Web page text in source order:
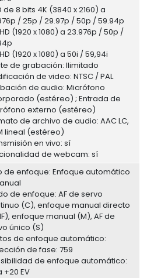
de 8 bits 4K (3840 x 2160) a
/ 25p / 29.97p / 50p / 59.94p
(1920 x 1080) a 23.976p / 50p /
(1920 x 1080) a 50i / 59,94i
de grabación: Ilimitado
de video: NTSC / PAL
de audio: Micrófono
(estéreo) ; Entrada de
externo (estéreo)
de archivo de audio: AAC LC,
lineal (estéreo)
en vivo: sí
de webcam: sí
de enfoque: Enfoque automático
de enfoque: AF de servo
(C), enfoque manual directo
enfoque manual (M), AF de
único (S)
de enfoque automático:
de fase: 759
de enfoque automático:
+20 EV